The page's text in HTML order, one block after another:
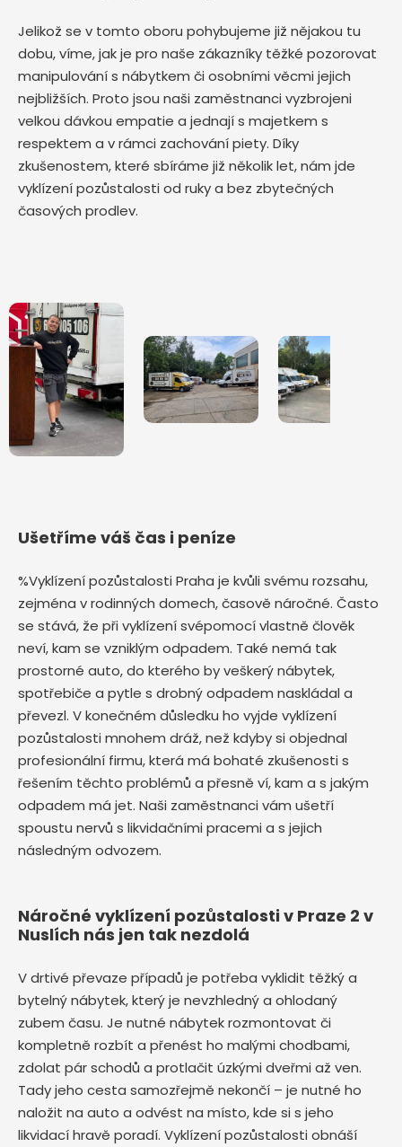
Jelikož se v tomto oboru pohybujeme již nějakou tu
dobu, víme, jak je pro naše zákazníky těžké pozorovat
manipulování s nábytkem či osobními věcmi jejich
nejbližších. Proto jsou naši zaměstnanci vyzbrojeni
velkou dávkou empatie a jednají s majetkem s
respektem a v rámci zachování piety. Díky
zkušenostem, které sbíráme již několik let, nám jde
vyklízení pozůstalosti od ruky a bez zbytečných
časových prodlev.
Ušetříme váš čas i peníze
%Vyklízení pozůstalosti Praha je kvůli svému rozsahu,
zejména v rodinných domech, časově náročné. Často
se stává, že při vyklízení svépomocí vlastně člověk
neví, kam se vzniklým odpadem. Také nemá tak
prostorné auto, do kterého by veškerý nábytek,
spotřebiče a pytle s drobný odpadem naskládal a
převezl. V konečném důsledku ho vyjde vyklízení
pozůstalosti mnohem dráž, než kdyby si objednal
profesionální firmu, která má bohaté zkušenosti s
řešením těchto problémů a přesně ví, kam a s jakým
odpadem má jet. Naši zaměstnanci vám ušetří
spoustu nervů s likvidačními pracemi a s jejich
následným odvozem.
Náročné vyklízení pozůstalosti v Praze 2 v
Nuslích nás jen tak nezdolá
V drtivé převaze případů je potřeba vyklidit těžký a
bytelný nábytek, který je nevzhledný a ohlodaný
zubem času. Je nutné nábytek rozmontovat či
kompletně rozbít a přenést ho malými chodbami,
zdolat pár schodů a protlačit úzkými dveřmi až ven.
Tady jeho cesta samozřejmě nekončí – je nutné ho
naložit na auto a odvést na místo, kde si s jeho
likvidací hravě poradí. Vyklízení pozůstalosti obnáší